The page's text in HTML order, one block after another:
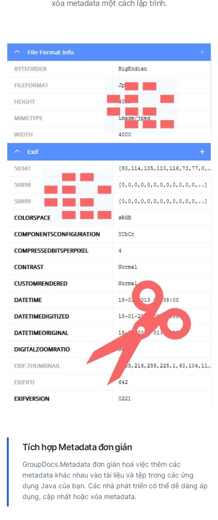
xóa metadata một cách lập trình.
Tích hợp Metadata đơn giản
GroupDocs.Metadata đơn giản hoá việc thêm các
metadata khác nhau vào tài liệu và tệp trong các ứng
dụng Java của bạn. Các nhà phát triển có thể dễ dàng áp
dụng, cập nhật hoặc xóa metadata.